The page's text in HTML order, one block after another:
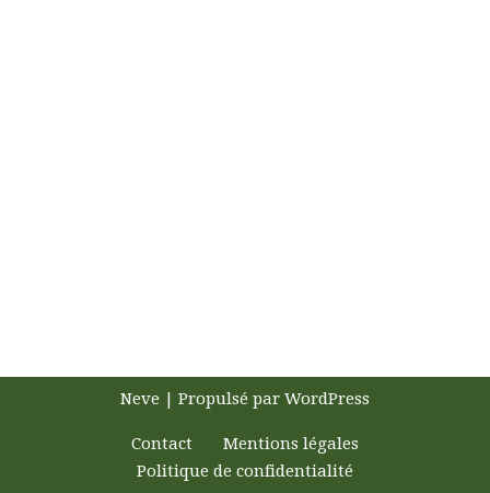
Neve | Propulsé par WordPress
Contact
Mentions légales
Politique de confidentialité